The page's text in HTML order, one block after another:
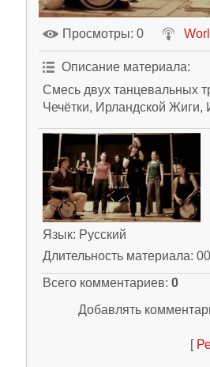
Просмотры: 0
Описание материала:
Смесь двух танцевальных
Чечётки, Ирландской Жиги,
Язык: Русский
Длительность материала:
Всего комментариев: 0
Добавлять
[